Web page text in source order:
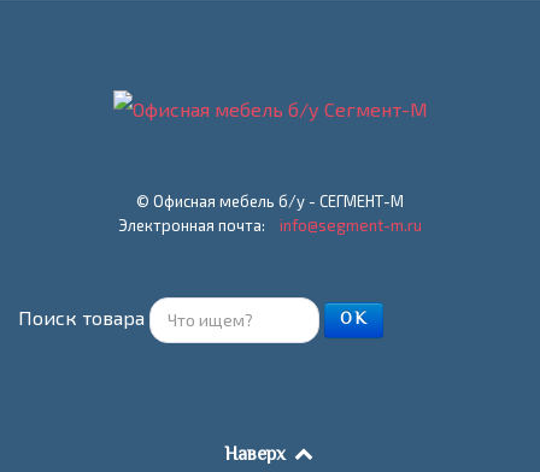
© Офисная мебель б/у - СЕГМЕНТ-М
Электронная почта: info@segment-m.ru
Поиск товара ОК
Наверх